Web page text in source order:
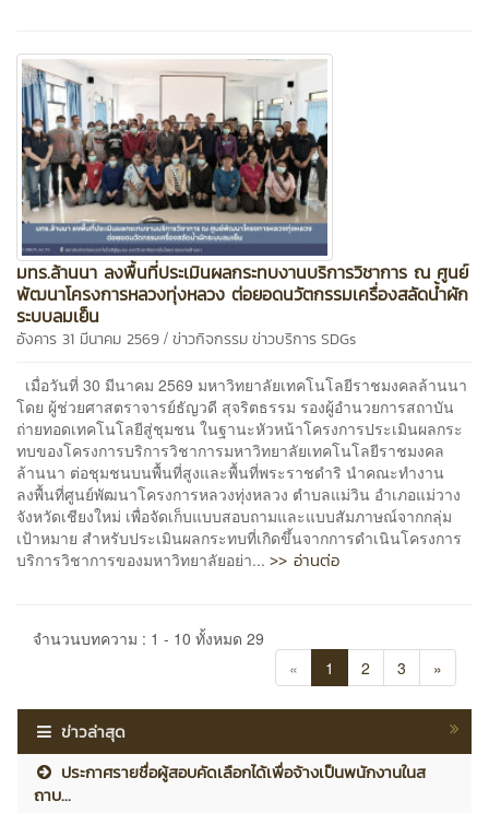
มทร.ล้านนา ลงพื้นที่ประเมินผลกระทบงานบริการวิชาการ ณ ศูนย์
พัฒนาโครงการหลวงทุ่งหลวง ต่อยอดนวัตกรรมเครื่องสลัดน้ำผัก
ระบบลมเย็น
อังคาร 31 มีนาคม 2569 / ข่าวกิจกรรมข่าวบริการSDGs
เมื่อวันที่ 30 มีนาคม 2569 มหาวิทยาลัยเทคโนโลยีราชมงคลล้านนา
โดย ผู้ช่วยศาสตราจารย์ธัญวดี สุจริตธรรม รองผู้อำนวยการสถาบัน
ถ่ายทอดเทคโนโลยีสู่ชุมชน ในฐานะหัวหน้าโครงการประเมินผลกระ
ทบของโครงการบริการวิชาการมหาวิทยาลัยเทคโนโลยีราชมงคล
ล้านนา ต่อชุมชนบนพื้นที่สูงและพื้นที่พระราชดำริ นำคณะทำงาน
ลงพื้นที่ศูนย์พัฒนาโครงการหลวงทุ่งหลวง ตำบลแม่วิน อำเภอแม่วาง
จังหวัดเชียงใหม่ เพื่อจัดเก็บแบบสอบถามและแบบสัมภาษณ์จากกลุ่ม
เป้าหมาย สำหรับประเมินผลกระทบที่เกิดขึ้นจากการดำเนินโครงการ
บริการวิชาการของมหาวิทยาลัยอย่า... >> อ่านต่อ
จำนวนบทความ : 1 - 10 ทั้งหมด 29
«
1 2 3 »
ข่าวล่าสุด
ประกาศรายชื่อผู้สอบคัดเลือกได้เพื่อจ้างเป็นพนักงานในส
ถาบ...